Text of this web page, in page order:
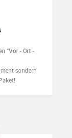
"Vor - Ort -
sondern